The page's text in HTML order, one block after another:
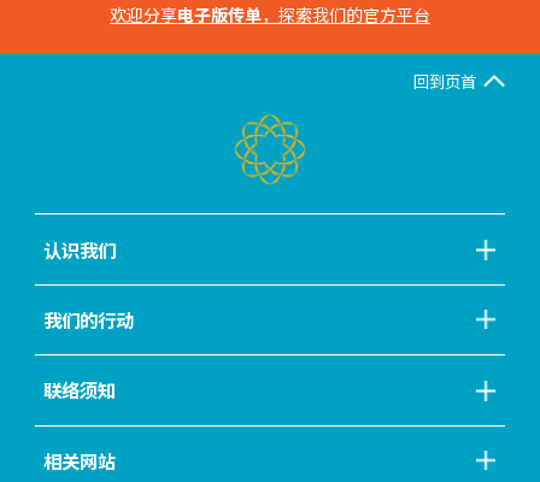
欢迎分享电子版传单，探索我们的官方平台
回到页首
认识我们
我们的行动
联络须知
相关网站